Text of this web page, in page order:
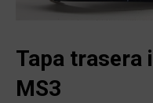
Tapa trasera
MS3